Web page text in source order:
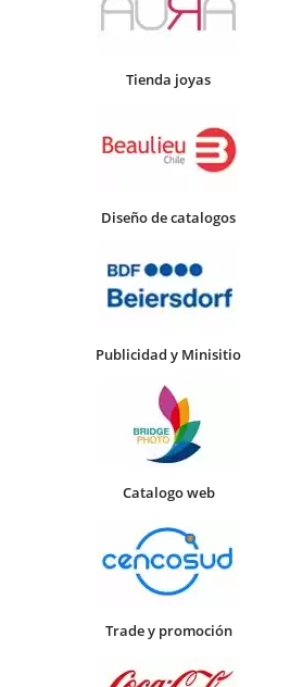
Tienda joyas
Diseño de catalogos
Publicidad y Minisitio
Catalogo web
Trade y promoción